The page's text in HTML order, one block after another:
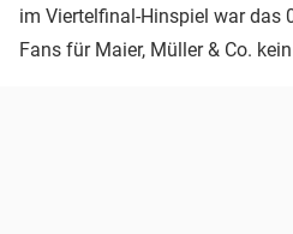
im Viertelfinal-Hinspiel war das
Fans für Maier, Müller & Co.